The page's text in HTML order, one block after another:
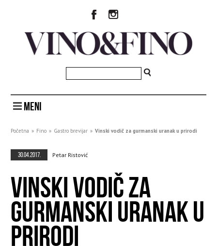
MENI
Početna » Fino » Gastro brevijar » Vinski vodič za gurmanski uranak u prirodi
30.04.2017. Petar Ristović
VINSKI VODIČ ZA
GURMANSKI URANAK U
PRIRODI